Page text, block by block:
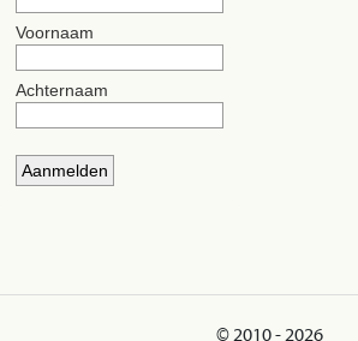
© 2010 - 2026